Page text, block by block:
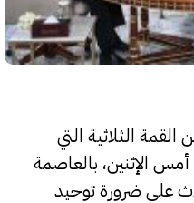
الثلاثية التي
الإثنين، بالعاصمة
على ضرورة توحيد